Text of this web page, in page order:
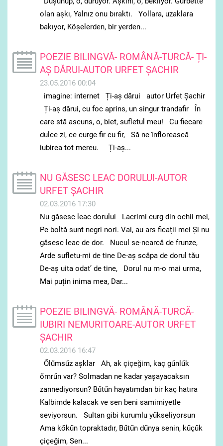
olan aşkı, Yalnız onu bıraktı. Yollara, uzaklara
bakıyor, Köşelerden, bir yerden...
POEZIE BILINGVĂ- ROMÂNĂ-TURCĂ- ȚI-
AȘ DĂRUI-AUTOR URFET ȘACHIR
23.05.2016 00:04
imagine: internet Ți-aş dărui autor Urfet Șachir
Ți-aş dărui, cu foc aprins, un singur trandafir Ȋn
care stă ascuns, o, biet, sufletul meu! Cu fiecare
dulce zi, ce curge fir cu fir, Să ne înflorească
iubirea tot mereu. Ți-aş...
NU GĂSESC LEAC DORULUI-AUTOR
URFET ȘACHIR
02.03.2016 17:30
Nu găsesc leac dorului Lacrimi curg din ochii mei,
Pe boltă sunt negri nori. Vai, au ars ficații mei Și nu
găsesc leac de dor. Nucul se-ncarcă de frunze,
Arde sufletu-mi de tine De-aș scăpa de dorul tău
De-aș uita odat’ de tine, Dorul nu m-o mai urma,
Mai puțin inima mea, Dar...
POEZIE BILINGVĂ- ROMÂNĂ-TURCĂ-
IUBIRI NEMURITOARE-AUTOR URFET
ȘACHIR
02.03.2016 16:47
Őlűmsűz aşklar Ah, ak çiçeğim, kaç gűnlűk
őmrűn var? Solmadan ne kadar yaşayacaksın
zannediyorsun? Bűtűn hayatımdan bir kaç hatıra
Kalbimde kalacak ve sen beni samimiyetle
seviyorsun. Sultan gibi kurumlu yűkseliyorsun
Ama kőkűn topraktadır, Bűtűn dűnya senin, kűçűk
çiçeğim, Sen...